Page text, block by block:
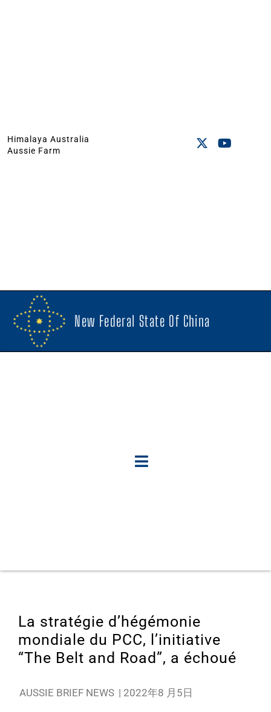
Himalaya Australia
Aussie Farm
New Federal State Of China
La stratégie d’hégémonie
mondiale du PCC, l’initiative
“The Belt and Road”, a échoué
AUSSIE BRIEF NEWS | 2022年8 月5日